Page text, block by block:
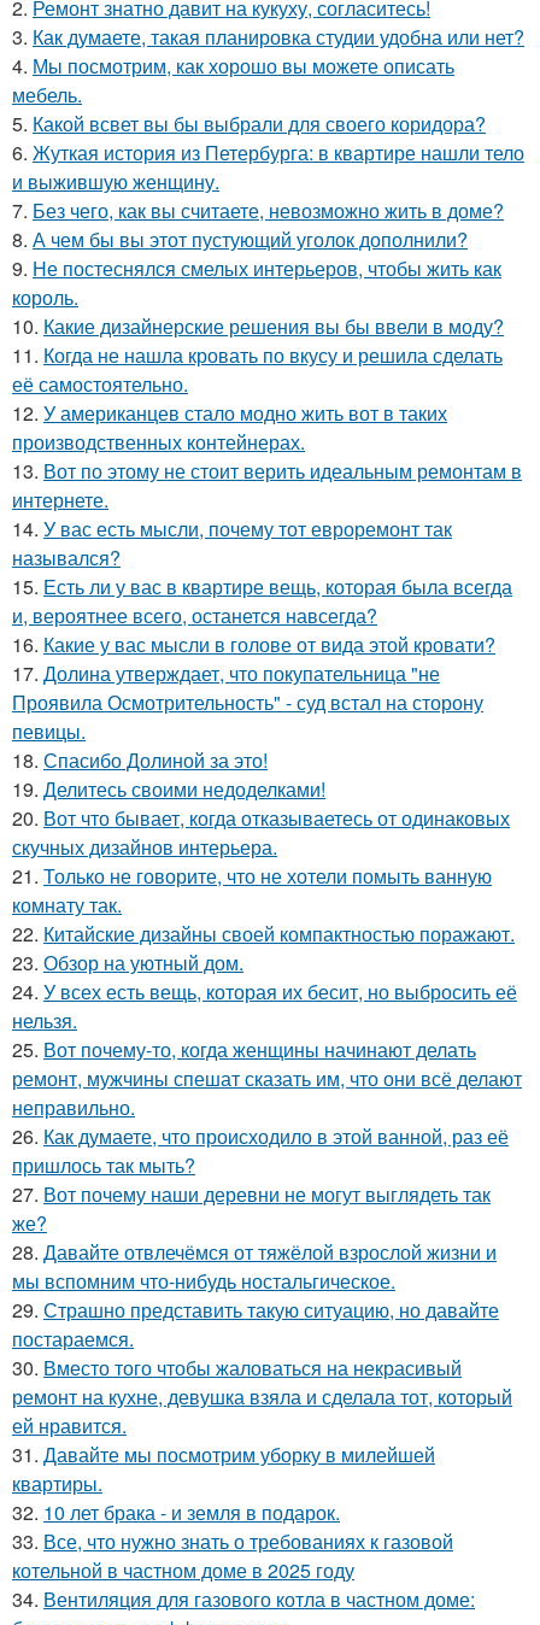
2. Ремонт знатно давит на кукуху, согласитесь!
3. Как думаете, такая планировка студии удобна или нет?
4. Мы посмотрим, как хорошо вы можете описать
мебель.
5. Какой всвет вы бы выбрали для своего коридора?
6. Жуткая история из Петербурга: в квартире нашли тело
и выжившую женщину.
7. Без чего, как вы считаете, невозможно жить в доме?
8. А чем бы вы этот пустующий уголок дополнили?
9. Не постеснялся смелых интерьеров, чтобы жить как
король.
10. Какие дизайнерские решения вы бы ввели в моду?
11. Когда не нашла кровать по вкусу и решила сделать
её самостоятельно.
12. У американцев стало модно жить вот в таких
производственных контейнерах.
13. Вот по этому не стоит верить идеальным ремонтам в
интернете.
14. У вас есть мысли, почему тот евроремонт так
назывался?
15. Есть ли у вас в квартире вещь, которая была всегда
и, вероятнее всего, останется навсегда?
16. Какие у вас мысли в голове от вида этой кровати?
17. Долина утверждает, что покупательница "не
Проявила Осмотрительность" - суд встал на сторону
певицы.
18. Спасибо Долиной за это!
19. Делитесь своими недоделками!
20. Вот что бывает, когда отказываетесь от одинаковых
скучных дизайнов интерьера.
21. Только не говорите, что не хотели помыть ванную
комнату так.
22. Китайские дизайны своей компактностью поражают.
23. Обзор на уютный дом.
24. У всех есть вещь, которая их бесит, но выбросить её
нельзя.
25. Вот почему-то, когда женщины начинают делать
ремонт, мужчины спешат сказать им, что они всё делают
неправильно.
26. Как думаете, что происходило в этой ванной, раз её
пришлось так мыть?
27. Вот почему наши деревни не могут выглядеть так
же?
28. Давайте отвлечёмся от тяжёлой взрослой жизни и
мы вспомним что-нибудь ностальгическое.
29. Страшно представить такую ситуацию, но давайте
постараемся.
30. Вместо того чтобы жаловаться на некрасивый
ремонт на кухне, девушка взяла и сделала тот, который
ей нравится.
31. Давайте мы посмотрим уборку в милейшей
квартиры.
32. 10 лет брака - и земля в подарок.
33. Все, что нужно знать о требованиях к газовой
котельной в частном доме в 2025 году
34. Вентиляция для газового котла в частном доме: